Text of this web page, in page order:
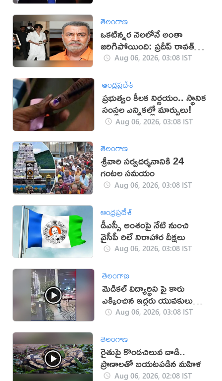
తెలంగాణ
ఒకటిన్నర నెలలోనే అంతా
జరిగిపోయింది: ప్రదీప్ రావత్
కుమారుడు
Aug 06, 2026, 03:08 IST
ఆంధ్రప్రదేశ్
ప్రభుత్వం కీలక నిర్ణయం.. స్థానిక
సంస్థల ఎన్నికల్లో మార్పులు!
Aug 06, 2026, 03:08 IST
తెలంగాణ
శ్రీవారి సర్వదర్శనానికి 24
గంటల సమయం
Aug 06, 2026, 03:08 IST
ఆంధ్రప్రదేశ్
డీఎస్సీ అంశంపై నేటి నుంచి
వైసీపీ రిలే నిరాహార దీక్షలు
Aug 06, 2026, 03:08 IST
తెలంగాణ
మెడికల్ విద్యార్థిని పై కారు
ఎక్కించిన ఇద్దరు యువకులు
(వీడియో)
Aug 06, 2026, 03:08 IST
తెలంగాణ
రైతుపై కొండచిలువ దాడి..
ప్రాణాలతో బయటపడిన మహిళ
Aug 06, 2026, 02:08 IST